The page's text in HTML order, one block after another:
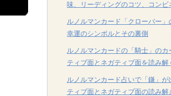
味、リーディングのコツ、コンビ
ルノルマンカード「クローバー」
幸運のシンボルとその裏側
ルノルマンカードの「騎士」のカ
ティブ面とネガティブ面を読み解
ルノルマンカード占いで「鎌」が
ティブ面とネガティブ面の読み解